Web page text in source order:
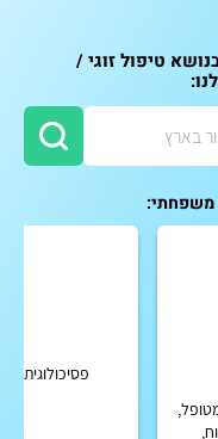
טיפול זוגי /
משפחתי:
פסיכולוגית